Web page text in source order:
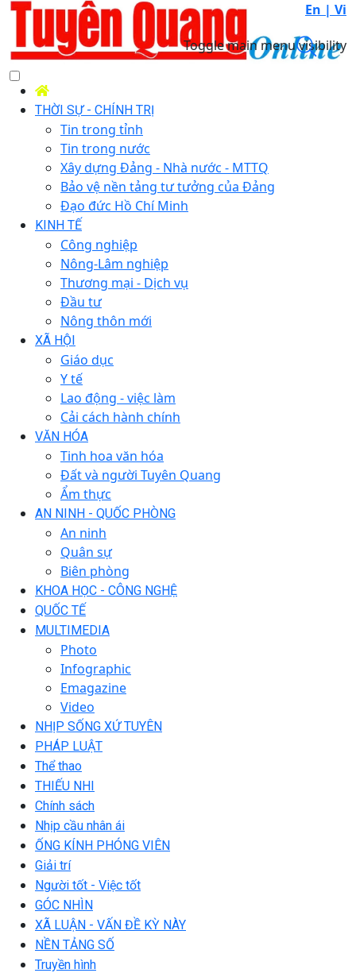
En | Vi
Toggle main menu visibility
THỜI SỰ - CHÍNH TRỊ
Tin trong tỉnh
Tin trong nước
Xây dựng Đảng - Nhà nước - MTTQ
Bảo vệ nền tảng tư tưởng của Đảng
Đạo đức Hồ Chí Minh
KINH TẾ
Công nghiệp
Nông-Lâm nghiệp
Thương mại - Dịch vụ
Đầu tư
Nông thôn mới
XÃ HỘI
Giáo dục
Y tế
Lao động - việc làm
Cải cách hành chính
VĂN HÓA
Tinh hoa văn hóa
Đất và người Tuyên Quang
Ẩm thực
AN NINH - QUỐC PHÒNG
An ninh
Quân sự
Biên phòng
KHOA HỌC - CÔNG NGHỆ
QUỐC TẾ
MULTIMEDIA
Photo
Infographic
Emagazine
Video
NHỊP SỐNG XỨ TUYÊN
PHÁP LUẬT
Thể thao
THIẾU NHI
Chính sách
Nhịp cầu nhân ái
ỐNG KÍNH PHÓNG VIÊN
Giải trí
Người tốt - Việc tốt
GÓC NHÌN
XÃ LUẬN - VẤN ĐỀ KỲ NÀY
NỀN TẢNG SỐ
Truyền hình